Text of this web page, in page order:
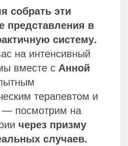
собрать эти
представления в
систему.
на интенсивный
вместе с Анной
терапевтом и
— посмотрим на
через призму
случаев.